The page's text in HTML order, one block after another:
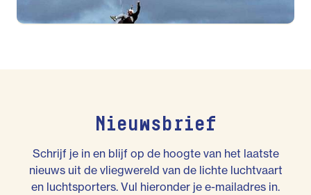
Nieuwsbrief
Schrijf je in en blijf op de hoogte van het laatste
nieuws uit de vliegwereld van de lichte luchtvaart
en luchtsporters. Vul hieronder je e-mailadres in.